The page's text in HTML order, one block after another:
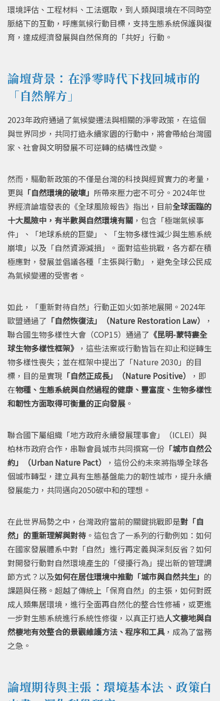
環境評估、工程材料、工法選取，到人類與環境在不同時空
脈絡下的互動，呼應氣候行動目標，支持生態系統保護與復
育，達成經濟發展與自然保育的「共好」行動。
論壇背景：在淨零時代下找回城市的
「自然解方」
2023年政府通過了氣候變遷法與相關的淨零政策，在這個
與世界同步，共同打造永續家園的行動中，將會帶給台灣國
家、社會與文明發展不可逆轉的結構性改變。
然而，驅動新政策的不僅是台灣的科技與經貿實力的考量，
更與 「自然環境的破壞」 所帶來壓力密不可分。2024年世
界經濟論壇發表的《全球風險報告》指出，目前全球面臨的
十大風險中，有半數與自然環境有關 ，包含「極端氣候事
件」、「地球系統的巨變」、「生物多樣性減少與生態系統
崩壞」以及「自然資源減損」。面對這些挑戰，各方都在積
極應對，發展並倡議各種「主張與行動」，避免全球公民成
為氣候變遷的受害者。
如此，「重新對待自然」行動正如火如荼地展開。2024年
歐盟通過了 「自然恢復法」（Nature Restoration Law）
，
聯合國生物多樣性大會（COP15）通過了 《昆明-蒙特婁全
球生物多樣性框架》 ，這些法案或行動皆旨在抑止和逆轉生
物多樣性喪失；並在框架中提出了「Nature 2030」的目
標，目的是實現 「自然正成長」（Nature Positive）
，即
在物種、生態系統與自然過程的健康、豐富度、生物多樣性
和韌性方面取得可衡量的正向發展 。
聯合國下屬組織「地方政府永續發展理事會」（ICLEI）與
柏林市政府合作，串聯會員城市共同撰寫一份 「城市自然公
約」（Urban Nature Pact）
，這份公約未來將指導全球各
個城市轉型，建立具有生態基盤能力的韌性城市，提升永續
發展能力，共同邁向2050碳中和的理想。
在此世界局勢之中，台灣政府當前的關鍵挑戰即是對「自
然」的重新理解與對待 。這包含了一系列的行動例如：如何
在國家發展體系中對「自然」進行再定義與深刻反省？如何
對開發行動對自然環境產生的「侵擾行為」提出新的管理調
節方式？以及如何在居住環境中推動「城市與自然共生」 的
課題與任務。超越了傳統上「保育自然」的主張，如何對既
成人類集居環境，進行全面再自然化的整合性修補，或更進
一步對生態系統進行系統性修復，以真正打造人文棲地與自
然棲地有效整合的景觀維護方法、程序和工具，成為了當務
之急。
論壇期待與主張：環境基本法、政策白